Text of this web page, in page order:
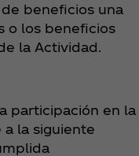
beneficios una
o los beneficios
la Actividad.
participación en la
a la siguiente